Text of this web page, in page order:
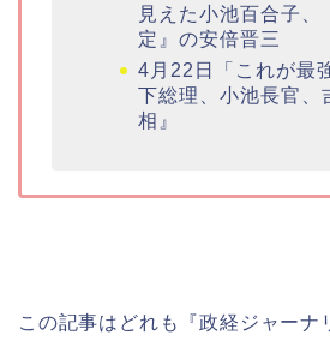
見えた小池百合子、
定』の安倍晋三
4月22日「これが最
下総理、小池長官、
相』
この記事はどれも『政経ジャーナ